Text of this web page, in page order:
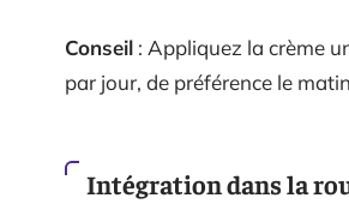
Conseil : Appliquez la crème
par jour, de préférence le
Intégration dans la